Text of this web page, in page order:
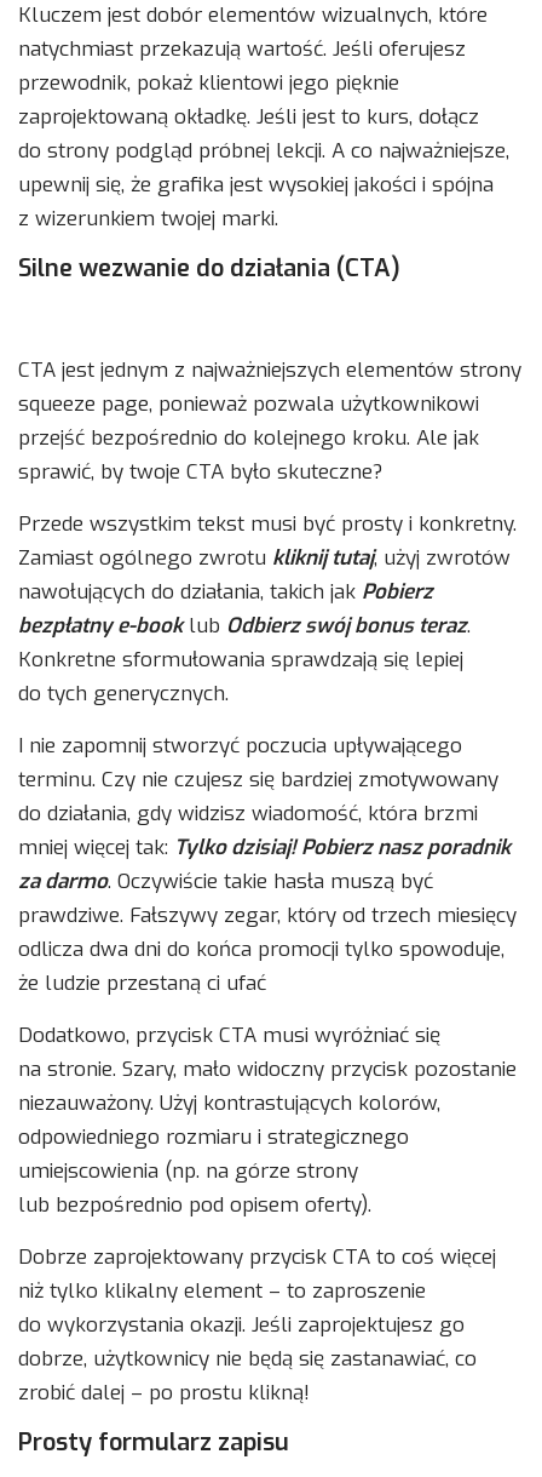
Kluczem jest dobór elementów wizualnych, które
natychmiast przekazują wartość. Jeśli oferujesz
przewodnik, pokaż klientowi jego pięknie
zaprojektowaną okładkę. Jeśli jest to kurs, dołącz
do strony podgląd próbnej lekcji. A co najważniejsze,
upewnij się, że grafika jest wysokiej jakości i spójna
z wizerunkiem twojej marki.
Silne wezwanie do działania (CTA)
CTA jest jednym z najważniejszych elementów strony
squeeze page, ponieważ pozwala użytkownikowi
przejść bezpośrednio do kolejnego kroku. Ale jak
sprawić, by twoje CTA było skuteczne?
Przede wszystkim tekst musi być prosty i konkretny.
Zamiast ogólnego zwrotu kliknij tutaj, użyj zwrotów
nawołujących do działania, takich jak Pobierz
bezpłatny e-booklub Odbierz swój bonus teraz.
Konkretne sformułowania sprawdzają się lepiej
do tych generycznych.
I nie zapomnij stworzyć poczucia upływającego
terminu. Czy nie czujesz się bardziej zmotywowany
do działania, gdy widzisz wiadomość, która brzmi
mniej więcej tak: Tylko dzisiaj! Pobierz nasz poradnik
za darmo. Oczywiście takie hasła muszą być
prawdziwe. Fałszywy zegar, który od trzech miesięcy
odlicza dwa dni do końca promocji tylko spowoduje,
że ludzie przestaną ci ufać
Dodatkowo, przycisk CTA musi wyróżniać się
na stronie. Szary, mało widoczny przycisk pozostanie
niezauważony. Użyj kontrastujących kolorów,
odpowiedniego rozmiaru i strategicznego
umiejscowienia (np. na górze strony
lub bezpośrednio pod opisem oferty).
Dobrze zaprojektowany przycisk CTA to coś więcej
niż tylko klikalny element – ​​to zaproszenie
do wykorzystania okazji. Jeśli zaprojektujesz go
dobrze, użytkownicy nie będą się zastanawiać, co
zrobić dalej – po prostu klikną!
Prosty formularz zapisu